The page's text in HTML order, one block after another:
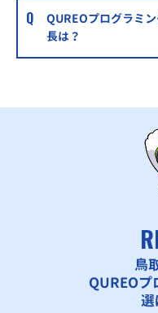
QUREOプログラミ
長は？
鳥
QUREOプ
選